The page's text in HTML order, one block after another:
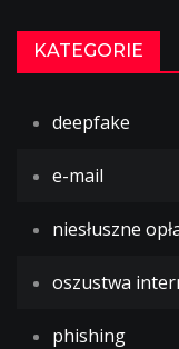
KATEGORIE
deepfake
e-mail
niesłuszne
oszustwa
phishing